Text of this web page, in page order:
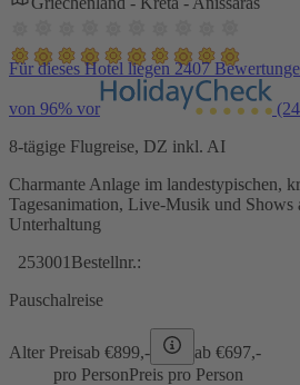
Für dieses Hotel liegen 2407
von 96% vor
8-tägige Flugreise, DZ inkl. AI
Charmante Anlage im landestypischen,
Tagesanimation, Live-Musik und Shows
Unterhaltung
253001 Bestellnr.:
Pauschalreise
Alter Preisab €899,- ab €697,-
pro PersonPreis pro Person